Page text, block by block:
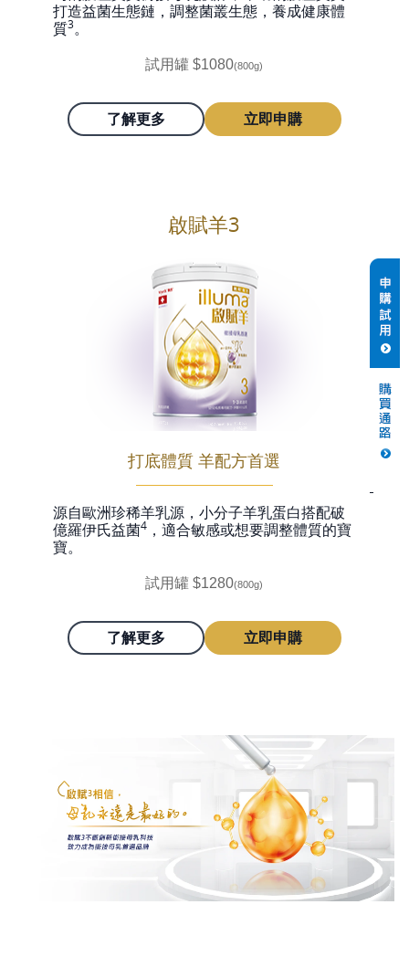
打造益菌生態鏈，調整菌叢生態，養成健康體
質3。
試用罐 $1080(800g)
了解更多 立即申購
啟賦羊3
打底體質 羊配方首選
源自歐洲珍稀羊乳源，小分子羊乳蛋白搭配破
億羅伊氏益菌4，適合敏感或想要調整體質的寶
寶。
試用罐 $1280(800g)
了解更多 立即申購